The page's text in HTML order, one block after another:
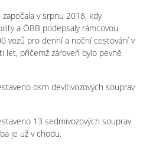
v srpnu 2018, kdy
a ÖBB podepsaly rámcovou
vozů pro denní a noční cestování v
let, přičemž zároveň bylo pevně
osm devítivozových souprav
13 sedmivozových souprav
je už v chodu.